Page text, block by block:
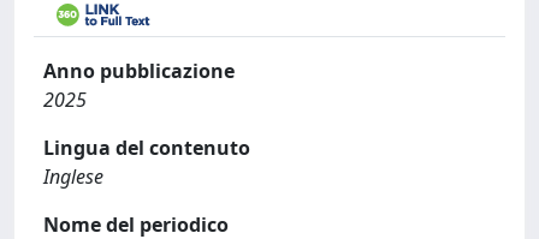
Anno pubblicazione
2025
Lingua del contenuto
Inglese
Nome del periodico